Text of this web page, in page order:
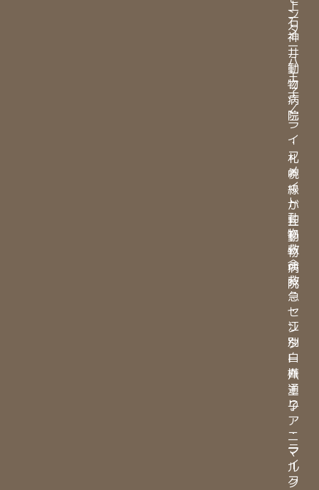
上
石
神
井
動
物
病
院
・
札
幌
緑
が
丘
動
物
病
院
・
江
別
白
樺
通
り
ア
ニ
マ
ル
ク
ン
タ
ー
八
王
子
／
ラ
イ
フ
メ
イ
ト
動
物
救
命
救
急
セ
ン
タ
ー
八
王
子
・
ラ
イ
フ